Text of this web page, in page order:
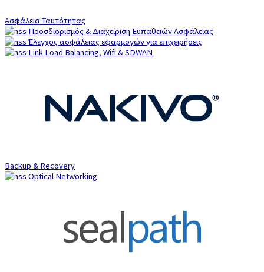
Ασφάλεια Ταυτότητας
Προσδιορισμός & Διαχείριση Ευπαθειών Ασφάλειας
Έλεγχος ασφάλειας εφαρμογών για επιχειρήσεις
Link Load Balancing, Wifi & SDWAN
Backup & Recovery
Optical Networking